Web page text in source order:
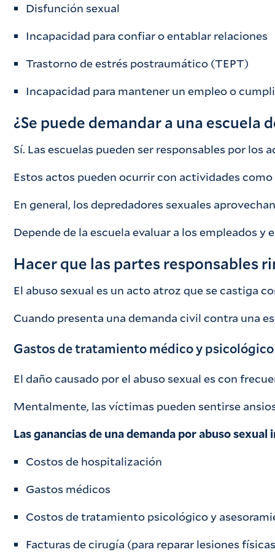
Disfunción sexual
Incapacidad para confiar o entablar relaciones
Trastorno de estrés postraumático (TEPT)
Incapacidad para mantener un empleo o
¿Se puede demandar a una
Sí. Las escuelas pueden ser responsables por los
Estos actos pueden ocurrir con actividades
En general, los depredadores sexuales
Depende de la escuela evaluar a los empleados
Hacer que las partes responsables
El abuso sexual es un acto atroz que se castiga
Cuando presenta una demanda civil contra una
Gastos de tratamiento médico y psicológico
El daño causado por el abuso sexual es con
Mentalmente, las víctimas pueden sentirse
Las ganancias de una demanda por abuso
Costos de hospitalización
Gastos médicos
Costos de tratamiento psicológico y
Facturas de cirugía (para reparar lesiones